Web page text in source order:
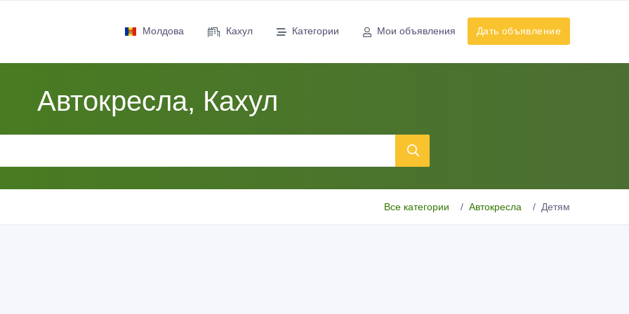
Молдова Кахул Категории Мои объявления Дать объявление
Автокресла, Кахул
Все категории Автокресла Детям